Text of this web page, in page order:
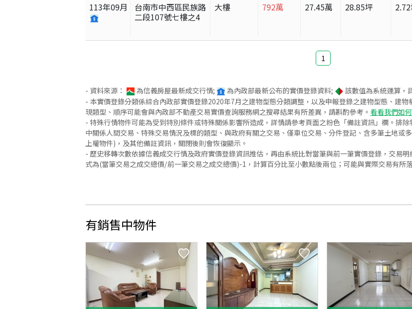
113年09月
台南市中西區民族路
二段107號七樓之4
大樓 792萬 27.45萬 28.85坪 2.72
1
- 資料來源： 為信義房屋最新成交行情; 為內政部最新公布的實價登錄資料; 該數值為系統運算，
- 本實價登錄分類係綜合內政部實價登錄2020年7月之建物型態分類調整，以及申報登錄之建物型態、建
現類型、順序可能會與內政部不動產交易實價查詢服務網之搜尋結果有所差異，請斟酌參考。 看看我們如
- 特殊行情物件可能為受到特別條件或特殊關係影響所造成，詳情請參考頁面之粉色「備註資訊」欄。排
中關係人間交易、特殊交易情況及標的類型、與政府有關之交易、僅車位交易、分件登記、含多筆土地或
上權物件)，及其他備註資訊，關閉後則會恢復顯示。
- 歷史移轉次數依據信義成交行情及政府實價登錄資訊推估，再由系統比對當筆與前一筆實價登錄，交易
式為(當筆交易之成交總價/前一筆交易之成交總價)-1，計算百分比至小數點後兩位；可能與實際交易有所
有銷售中物件